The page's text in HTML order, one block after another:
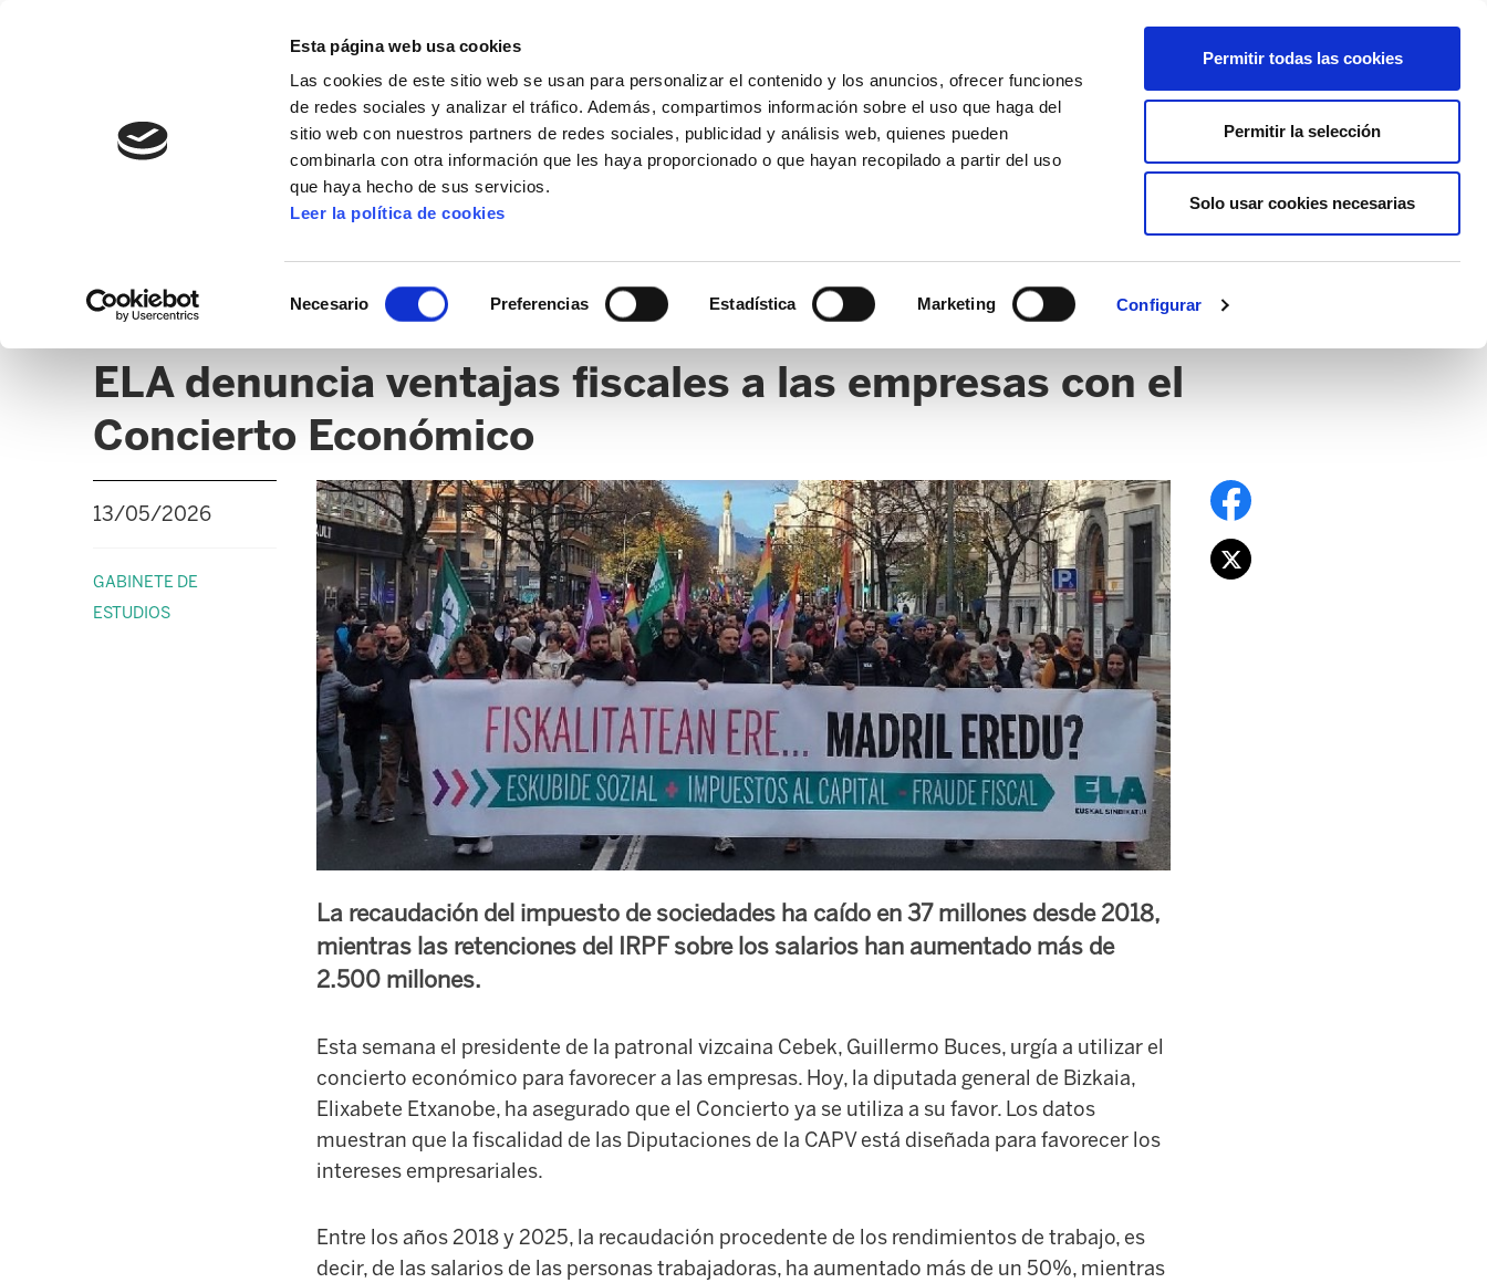
Esta página web usa cookies
Las cookies de este sitio web se usan para personalizar el contenido y los anuncios, ofrecer funciones
de redes sociales y analizar el tráfico. Además, compartimos información sobre el uso que haga del
sitio web con nuestros partners de redes sociales, publicidad y análisis web, quienes pueden
combinarla con otra información que les haya proporcionado o que hayan recopilado a partir del uso
que haya hecho de sus servicios.
Leer la política de cookies
Necesario Preferencias Estadística Marketing Configurar
Permitir todas las cookies
Permitir la selección
Solo usar cookies necesarias
AFÍLIATE
GABINETE DE ESTUDIOS
FISCALIDAD
ELA denuncia ventajas fiscales a las empresas con el
Concierto Económico
13/05/2026
GABINETE DE
ESTUDIOS
La recaudación del impuesto de sociedades ha caído en 37 millones desde 2018,
mientras las retenciones del IRPF sobre los salarios han aumentado más de
2.500 millones.
Esta semana el presidente de la patronal vizcaina Cebek, Guillermo Buces, urgía a utilizar el
concierto económico para favorecer a las empresas. Hoy, la diputada general de Bizkaia,
Elixabete Etxanobe, ha asegurado que el Concierto ya se utiliza a su favor. Los datos
muestran que la fiscalidad de las Diputaciones de la CAPV está diseñada para favorecer los
intereses empresariales.
Entre los años 2018 y 2025, la recaudación procedente de los rendimientos de trabajo, es
decir, de las salarios de las personas trabajadoras, ha aumentado más de un 50%, mientras